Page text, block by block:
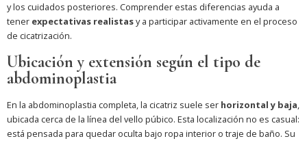
y los cuidados posteriores. Comprender estas diferencias ayuda a
tener expectativas realistasy a participar activamente en el proceso
de cicatrización.
Ubicación y extensión según el tipo de
abdominoplastia
En la abdominoplastia completa, la cicatriz suele ser horizontal y baja,
ubicada cerca de la línea del vello púbico. Esta localización no es casual:
está pensada para quedar oculta bajo ropa interior o traje de baño. Su